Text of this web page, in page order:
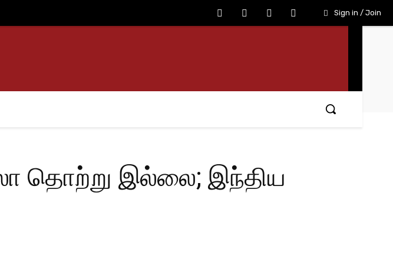
Sign in / Join
தொற்று இல்லை; இந்திய